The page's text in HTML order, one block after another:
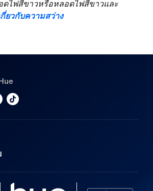
ดไฟสีขาวหรือหลอดไฟสีขาวและ
กี่ยวกับความสว่าง